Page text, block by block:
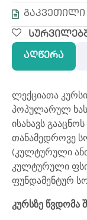
აღწერა
ლექციათა
პოპულარულ
ისახავს
თანამედროვე
(კულტურული
კულტურული
ფუნდამენტურ
კურსზე წვდომა
Გაკვეთილი